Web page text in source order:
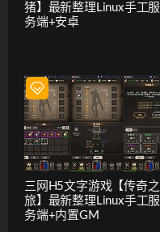
猪】最新整理Linux手工服
务端+安卓
三网H5文字游戏【传奇之
旅】最新整理Linux手工服
务端+内置GM